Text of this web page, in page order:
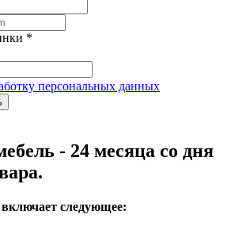
*
персональных данных
- 24 месяца со дня
следующее: